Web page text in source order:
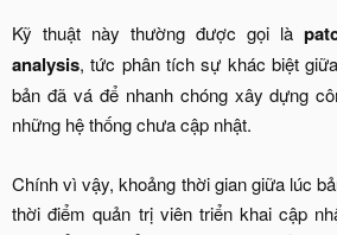
Kỹ thuật này thường được gọi là
analysis, tức phân tích sự khác biệt
bản đã vá để nhanh chóng xây dựng
những hệ thống chưa cập nhật.
Chính vì vậy, khoảng thời gian giữa lúc
thời điểm quản trị viên triển khai cập